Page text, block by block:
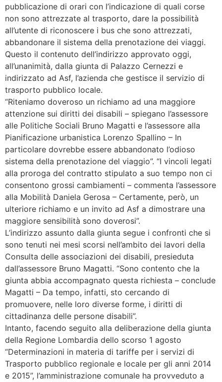
pubblicazione di orari con l’indicazione di quali corse
non sono attrezzate al trasporto, dare la possibilità
all’utente di riconoscere i bus che sono attrezzati,
abbandonare il sistema della prenotazione dei viaggi.
Questo il contenuto dell’indirizzo approvato oggi,
all’unanimità, dalla giunta di Palazzo Cernezzi e
indirizzato ad Asf, l’azienda che gestisce il servizio di
trasporto pubblico locale.
“Riteniamo doveroso un richiamo ad una maggiore
attenzione sui diritti dei disabili – spiegano l’assessore
alle Politiche Sociali Bruno Magatti e l’assessore alla
Pianificazione urbanistica Lorenzo Spallino – In
particolare dovrebbe essere abbandonato l’odioso
sistema della prenotazione del viaggio”. “I vincoli legati
alla proroga del contratto stipulato a suo tempo non ci
consentono grossi cambiamenti – commenta l’assessore
alla Mobilità Daniela Gerosa – Certamente, però, un
ulteriore richiamo e un invito ad Asf a dimostrare una
maggiore sensibilità sono doverosi”.
L’indirizzo assunto dalla giunta segue i confronti che si
sono tenuti nei mesi scorsi nell’ambito dei lavori della
Consulta delle associazioni dei disabili, presieduta
dall’assessore Bruno Magatti. “Sono contento che la
giunta abbia accompagnato questa richiesta – conclude
Magatti – Da tempo, infatti, sto cercando di
promuovere, nelle loro diverse forme, i diritti di
cittadinanza delle persone disabili”.
Intanto, facendo seguito alla deliberazione della giunta
della Regione Lombardia dello scorso 1 agosto
“Determinazioni in materia di tariffe per i servizi di
Trasporto pubblico regionale e locale per gli anni 2014
e 2015”, l’amministrazione comunale ha provveduto a